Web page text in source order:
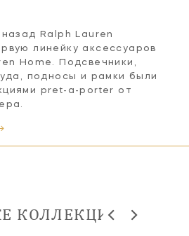
Ralph Lauren
линейку аксессуаров
Home. Подсвечники,
подносы и рамки были
pret-a-porter от
КОЛЛЕКЦИИ